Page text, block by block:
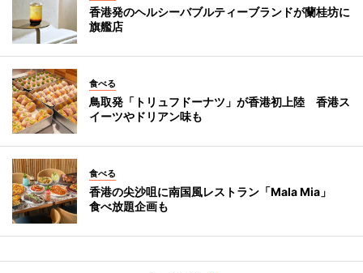
香港発のヘルシーバブルティーブランドが蘭桂坊に
旗艦店
食べる
鳥取発「トリュフドーナツ」が香港初上陸 香港ス
イーツやドリアン味も
食べる
香港の尖沙咀に南国風レストラン「Mala Mia」
食べ放題企画も